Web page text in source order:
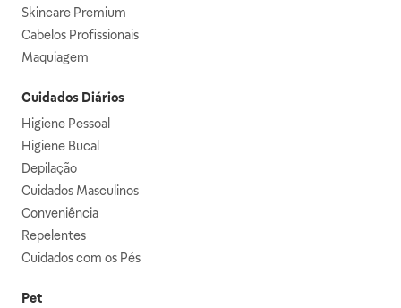
Skincare Premium
Cabelos Profissionais
Maquiagem
Cuidados Diários
Higiene Pessoal
Higiene Bucal
Depilação
Cuidados Masculinos
Conveniência
Repelentes
Cuidados com os Pés
Pet